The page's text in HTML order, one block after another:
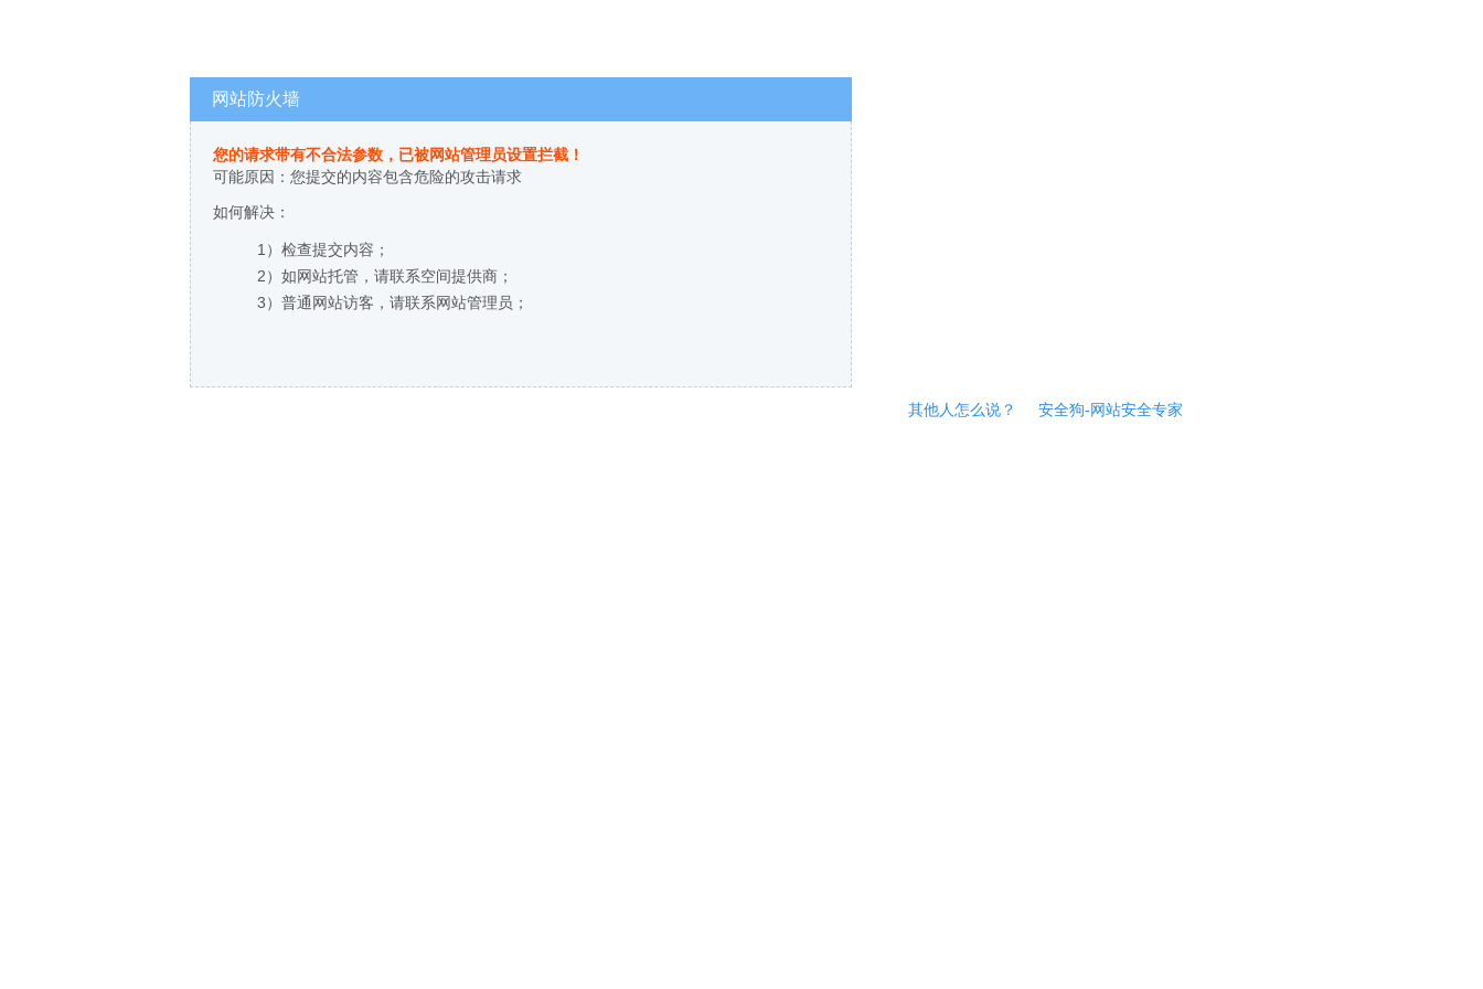
网站防火墙
您的请求带有不合法参数，已被网站管理员设置拦截！
可能原因：您提交的内容包含危险的攻击请求
如何解决：
1）检查提交内容；
2）如网站托管，请联系空间提供商；
3）普通网站访客，请联系网站管理员；
其他人怎么说？ 安全狗-网站安全专家